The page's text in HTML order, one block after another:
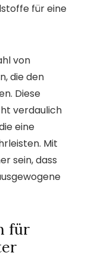
für eine
von
die den
Diese
verdaulich
eine
Mit
sein, dass
für